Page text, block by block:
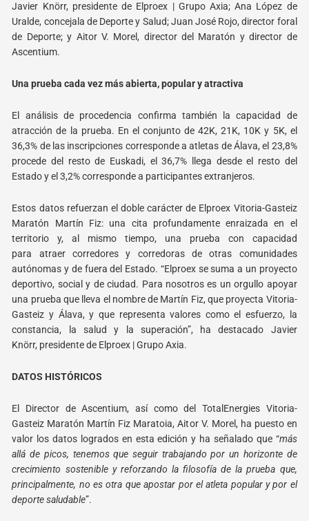
Javier Knörr, presidente de Elproex | Grupo Axia;Ana López de
Uralde, concejala de Deporte y Salud; Juan José Rojo, director foral
de Deporte; y Aitor V. Morel, director del Maratón y director de
Ascentium.
Una prueba cada vez más abierta, popular y atractiva
El análisis de procedencia confirma también la capacidad de
atracción de la prueba. En el conjunto de 42K, 21K, 10K y 5K, el
36,3% de las inscripciones corresponde a atletas de Álava, el 23,8%
procede del resto de Euskadi, el 36,7% llega desde el resto del
Estado y el 3,2%corresponde a participantes extranjeros.
Estos datos refuerzan el doble carácter de Elproex Vitoria-Gasteiz
Maratón Martín Fiz: una cita profundamente enraizada en el
territorio y, al mismo tiempo, una prueba con capacidad
para atraer corredores y corredoras de otras comunidades
autónomas y de fuera del Estado. “Elproex se suma a un proyecto
deportivo, social y de ciudad. Para nosotros es un orgullo apoyar
una prueba que lleva el nombre de Martín Fiz, que proyecta Vitoria-
Gasteiz y Álava, y que representavalores como el esfuerzo, la
constancia, la salud y la superación”, ha destacado Javier
Knörr, presidente de Elproex | Grupo Axia.
DATOS HISTÓRICOS
El Director de Ascentium, así como del TotalEnergies Vitoria-
Gasteiz Maratón Martín Fiz Maratoia, Aitor V. Morel, ha puesto en
valor los datos logrados en esta edición y ha señalado que “más
allá de picos, tenemos que seguir trabajando por un horizonte de
crecimiento sostenible y reforzando la filosofía de la prueba que,
principalmente, no es otra que apostar por el atleta popular y por el
deporte saludable”.